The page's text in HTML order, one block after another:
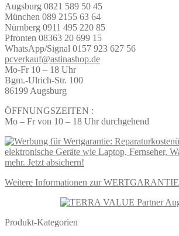
Augsburg 0821 589 50 45
München 089 2155 63 64
Nürnberg 0911 495 220 85
Pfronten 08363 20 699 15
WhatsApp/Signal 0157 923 627 56
pcverkauf@astinashop.de
Mo-Fr 10 – 18 Uhr
Bgm.-Ulrich-Str. 100
86199 Augsburg
ÖFFNUNGSZEITEN :
Mo – Fr von 10 – 18 Uhr durchgehend
Weitere Informationen zur WERTGARANTIE
Produkt-Kategorien